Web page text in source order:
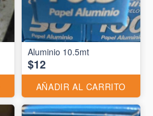
Aluminio 10.5mt
$12
AÑADIR AL CARRITO